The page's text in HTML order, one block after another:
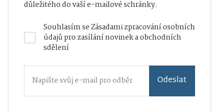
důležitého do vaší e-mailové schránky.
Souhlasím seZásadami zpracování osobních
údajůpro zasílání novinek a obchodních
sdělení
Odeslat